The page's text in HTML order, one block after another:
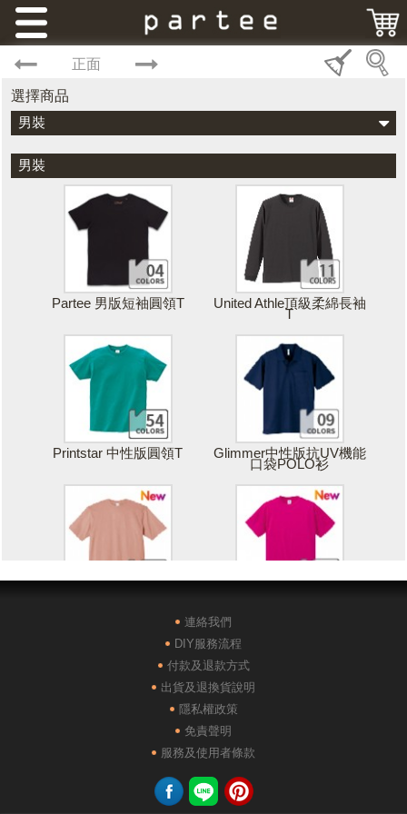
正面
選擇商品
男裝
男裝
Partee 男版短袖圓領T United Athle頂級柔綿長袖
T
Printstar 中性版圓領T Glimmer中性版抗UV機能
口袋POLO衫
POLONE1純棉短袖POLO AG28000落肩重磅精梳棉
連絡我們
DIY服務流程
付款及退款方式
出貨及退換貨說明
隱私權政策
免責聲明
服務及使用者條款